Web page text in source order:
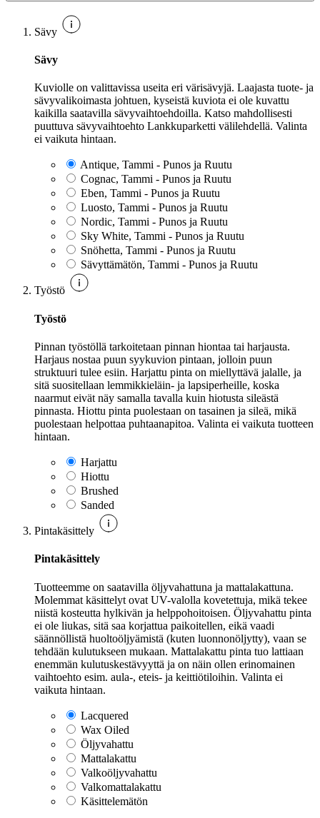
Sävy
Sävy
Kuviolle on valittavissa useita eri värisävyjä. Laajasta tuote- ja
sävyvalikoimasta johtuen, kyseistä kuviota ei ole kuvattu
kaikilla saatavilla sävyvaihtoehdoilla. Katso mahdollisesti
puuttuva sävyvaihtoehto Lankkuparketti välilehdellä. Valinta
ei vaikuta hintaan.
Antique, Tammi - Punos ja Ruutu
Cognac, Tammi - Punos ja Ruutu
Eben, Tammi - Punos ja Ruutu
Luosto, Tammi - Punos ja Ruutu
Nordic, Tammi - Punos ja Ruutu
Sky White, Tammi - Punos ja Ruutu
Snöhetta, Tammi - Punos ja Ruutu
Sävyttämätön, Tammi - Punos ja Ruutu
Työstö
Työstö
Pinnan työstöllä tarkoitetaan pinnan hiontaa tai harjausta.
Harjaus nostaa puun syykuvion pintaan, jolloin puun
struktuuri tulee esiin. Harjattu pinta on miellyttävä jalalle, ja
sitä suositellaan lemmikkieläin- ja lapsiperheille, koska
naarmut eivät näy samalla tavalla kuin hiotusta sileästä
pinnasta. Hiottu pinta puolestaan on tasainen ja sileä, mikä
puolestaan helpottaa puhtaanapitoa. Valinta ei vaikuta tuotteen
hintaan.
Harjattu
Hiottu
Brushed
Sanded
Pintakäsittely
Pintakäsittely
Tuotteemme on saatavilla öljyvahattuna ja mattalakattuna.
Molemmat käsittelyt ovat UV-valolla kovetettuja, mikä tekee
niistä kosteutta hylkivän ja helppohoitoisen. Öljyvahattu pinta
ei ole liukas, sitä saa korjattua paikoitellen, eikä vaadi
säännöllistä huoltoöljyämistä (kuten luonnonöljytty), vaan se
tehdään kulutukseen mukaan. Mattalakattu pinta tuo lattiaan
enemmän kulutuskestävyyttä ja on näin ollen erinomainen
vaihtoehto esim. aula-, eteis- ja keittiötiloihin. Valinta ei
vaikuta hintaan.
Lacquered
Wax Oiled
Öljyvahattu
Mattalakattu
Valkoöljyvahattu
Valkomattalakattu
Käsittelemätön